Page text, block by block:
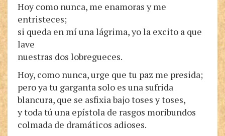
Hoy como nunca, me enamoras y me
entristeces;
si queda en mí una lágrima, yo la excito a que
lave
nuestras dos lobregueces.
Hoy, como nunca, urge que tu paz me presida;
pero ya tu garganta solo es una sufrida
blancura, que se asfixia bajo toses y toses,
y toda tú una epístola de rasgos moribundos
colmada de dramáticos adioses.